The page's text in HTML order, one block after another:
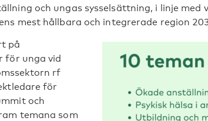
och ungas sysselsättning, i linje med
mest hållbara och integrerade region
på
för unga vid
rf
för
och
temana som